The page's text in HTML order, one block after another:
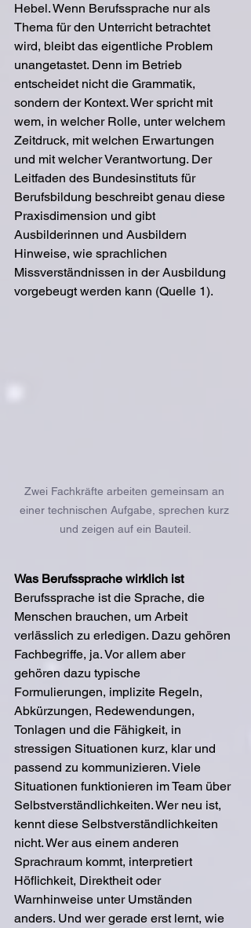
Hebel. Wenn Berufssprache nur als
Thema für den Unterricht betrachtet
wird, bleibt das eigentliche Problem
unangetastet. Denn im Betrieb
entscheidet nicht die Grammatik,
sondern der Kontext. Wer spricht mit
wem, in welcher Rolle, unter welchem
Zeitdruck, mit welchen Erwartungen
und mit welcher Verantwortung. Der
Leitfaden des Bundesinstituts für
Berufsbildung beschreibt genau diese
Praxisdimension und gibt
Ausbilderinnen und Ausbildern
Hinweise, wie sprachlichen
Missverständnissen in der Ausbildung
vorgebeugt werden kann (Quelle 1).
Zwei Fachkräfte arbeiten gemeinsam an
einer technischen Aufgabe, sprechen kurz
und zeigen auf ein Bauteil.
Was Berufssprache wirklich ist
Berufssprache ist die Sprache, die
Menschen brauchen, um Arbeit
verlässlich zu erledigen. Dazu gehören
Fachbegriffe, ja. Vor allem aber
gehören dazu typische
Formulierungen, implizite Regeln,
Abkürzungen, Redewendungen,
Tonlagen und die Fähigkeit, in
stressigen Situationen kurz, klar und
passend zu kommunizieren. Viele
Situationen funktionieren im Team über
Selbstverständlichkeiten. Wer neu ist,
kennt diese Selbstverständlichkeiten
nicht. Wer aus einem anderen
Sprachraum kommt, interpretiert
Höflichkeit, Direktheit oder
Warnhinweise unter Umständen
anders. Und wer gerade erst lernt, wie